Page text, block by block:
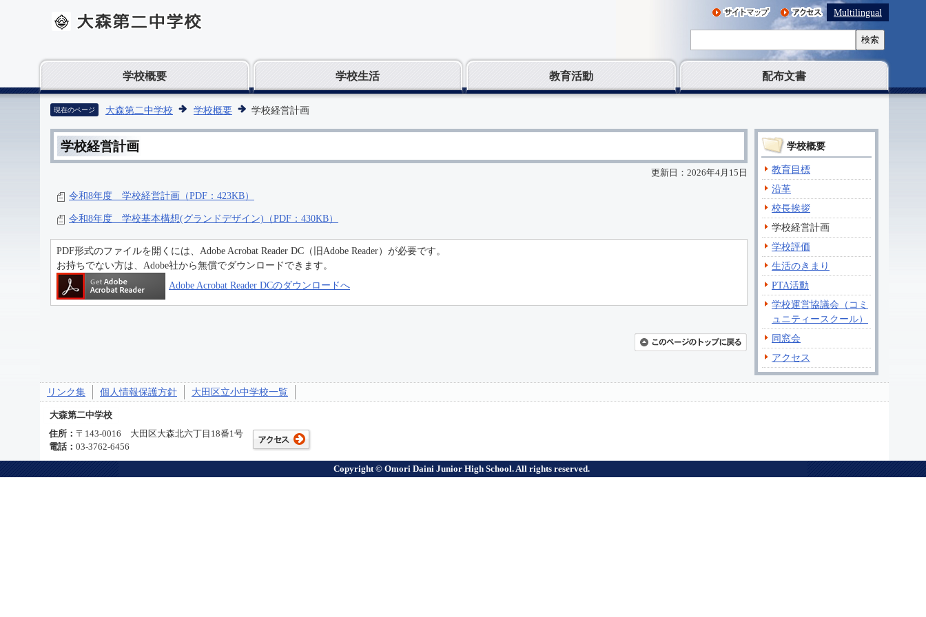
Multilingual
検索
学校概要 学校生活 教育活動 配布文書
現在のページ 大森第二中学校 学校概要 学校経営計画
学校経営計画
更新日：2026年4月15日
令和8年度 学校経営計画（PDF：423KB）
令和8年度 学校基本構想(グランドデザイン)（PDF：430KB）
PDF形式のファイルを開くには、Adobe Acrobat Reader DC（旧Adobe Reader）が必要です。
お持ちでない方は、Adobe社から無償でダウンロードできます。
Adobe Acrobat Reader DCのダウンロードへ
学校概要
教育目標
沿革
校長挨拶
学校経営計画
学校評価
生活のきまり
PTA活動
学校運営協議会（コミ
ュニティースクール）
同窓会
アクセス
リンク集 個人情報保護方針 大田区立小中学校一覧
大森第二中学校
住所： 〒143-0016 大田区大森北六丁目18番1号
電話： 03-3762-6456
Copyright © Omori Daini Junior High School. All rights reserved.